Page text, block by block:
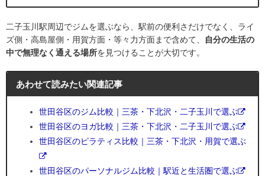
二子玉川駅周辺でジムを選ぶなら、駅前の便利さだけでなく、ライ
ズ側・高島屋側・用賀方面・等々力方面まで含めて、
自分の生活の
中で無理なく通える場所を見つけることが大切です。
あわせて読みたい関連記事
世田谷区のジム比較｜三茶・下北沢・二子玉川で選ぶ
世田谷区のヨガ比較｜三茶・下北沢・二子玉川で選ぶ
世田谷区のピラティス比較｜三茶・下北沢・用賀で選ぶ
世田谷区のパーソナルジム比較｜駅近と生活圏で選ぶ